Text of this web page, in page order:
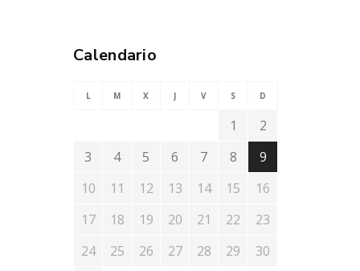
Calendario
L M X J V S D
1
2
3
4 5 6 7 8
9
10
11 12 13 14 15
16
17
18 19 20 21 22
23
24
25 26 27 28 29
30